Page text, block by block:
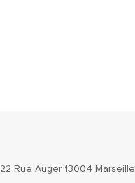
22 Rue Auger 13004 Marseille